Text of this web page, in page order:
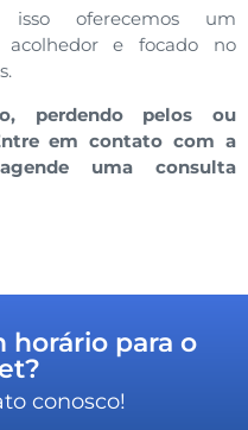
oferecemos um
acolhedor e focado no
perdendo pelos ou
em contato com a
uma consulta
horário para o
conosco!